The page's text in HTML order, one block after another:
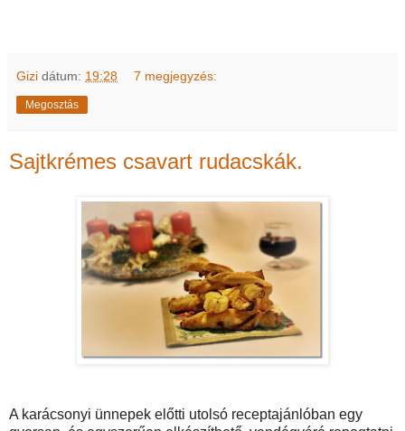
Gizi dátum: 19:28 7 megjegyzés:
Megosztás
Sajtkrémes csavart rudacskák.
A karácsonyi ünnepek előtti utolsó receptajánlóban egy